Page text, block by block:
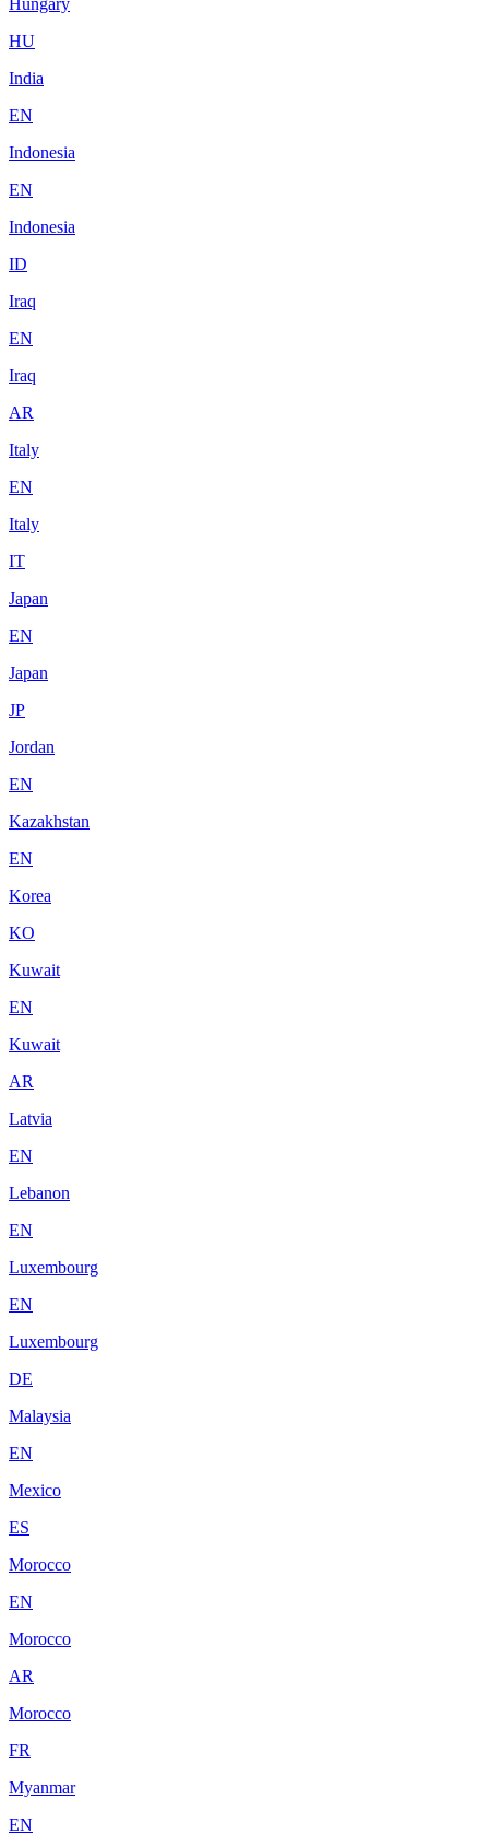
HU
India
EN
Indonesia
EN
Indonesia
ID
Iraq
EN
Iraq
AR
Italy
EN
Italy
IT
Japan
EN
Japan
JP
Jordan
EN
Kazakhstan
EN
Korea
KO
Kuwait
EN
Kuwait
AR
Latvia
EN
Lebanon
EN
Luxembourg
EN
Luxembourg
DE
Malaysia
EN
Mexico
ES
Morocco
EN
Morocco
AR
Morocco
FR
Myanmar
EN